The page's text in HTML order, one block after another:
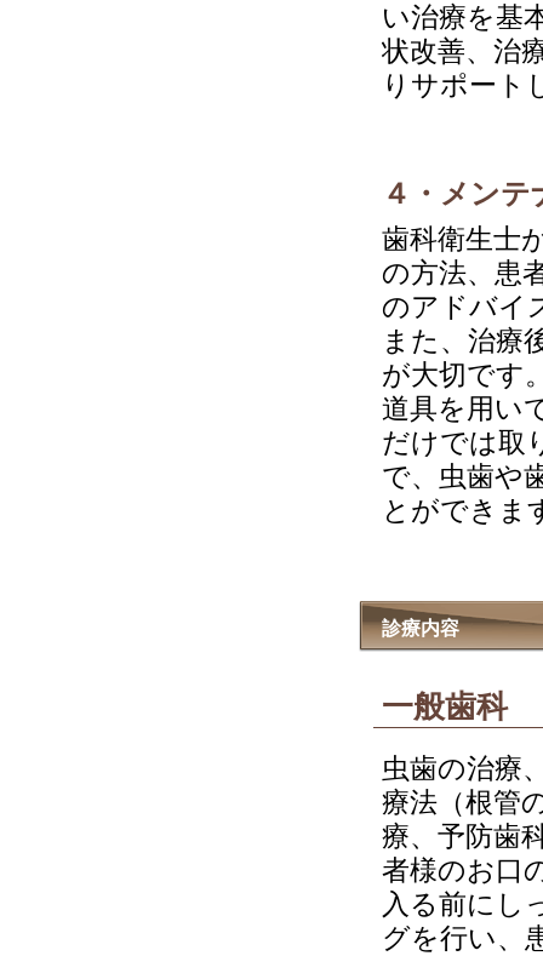
い治療を基
状改善、治
りサポート
４・メンテ
歯科衛生士
の方法、患
のアドバイ
また、治療
が大切です
道具を用い
だけでは取
で、虫歯や
とができま
診療内容
一般歯科
虫歯の治療
療法（根管
療、予防歯
者様のお口
入る前にし
グを行い、